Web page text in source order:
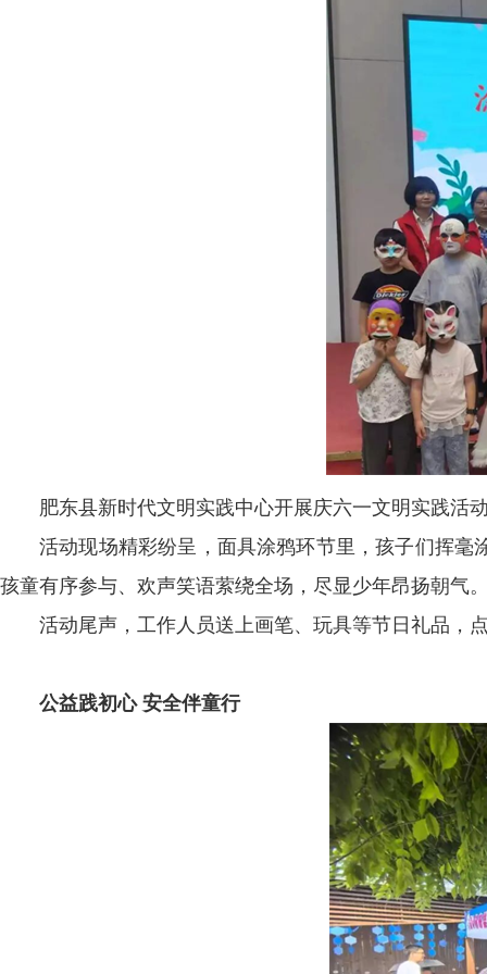
肥东县新时代文明实践中心开展庆六一文明实践活
活动现场精彩纷呈，面具涂鸦环节里，孩子们挥
孩童有序参与、欢声笑语萦绕全场，尽显少年昂扬朝气
活动尾声，工作人员送上画笔、玩具等节日礼品，
公益践初心 安全伴童行